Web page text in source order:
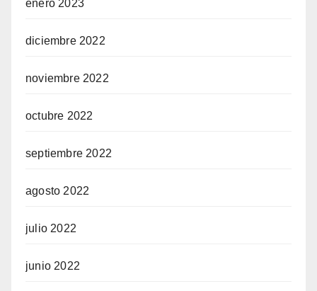
enero 2023
diciembre 2022
noviembre 2022
octubre 2022
septiembre 2022
agosto 2022
julio 2022
junio 2022